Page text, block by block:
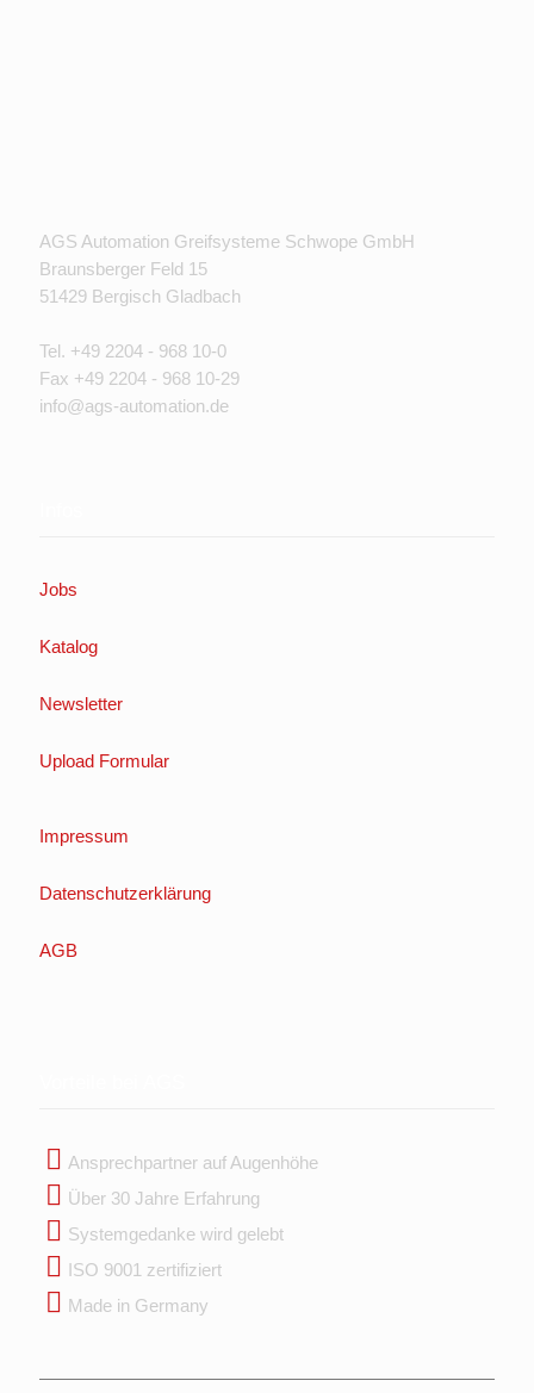
AGS Automation Greifsysteme Schwope GmbH
Braunsberger Feld 15
51429 Bergisch Gladbach
Tel. +49 2204 - 968 10-0
Fax +49 2204 - 968 10-29
info@ags-automation.de
Jobs
Katalog
Newsletter
Upload Formular
Impressum
Datenschutzerklärung
AGB
Ansprechpartner auf Augenhöhe
Über 30 Jahre Erfahrung
Systemgedanke wird gelebt
ISO 9001 zertifiziert
Made in Germany